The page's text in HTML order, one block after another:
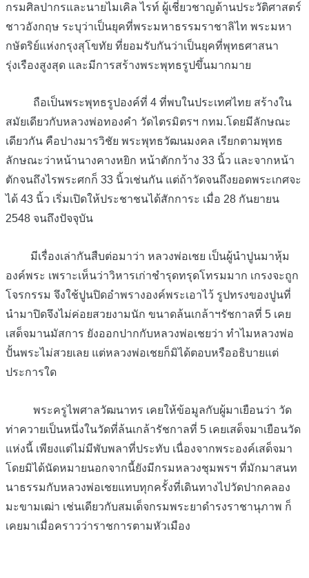
กรมศิลปากรและนายไมเคิล ไรท์ ผู้เชี่ยวชาญด้านประวัติศาสตร์
ชาวอังกฤษ ระบุว่าเป็นยุคที่พระมหาธรรมราชาลิไท พระมหา
กษัตริย์แห่งกรุงสุโขทัย ที่ยอมรับกันว่าเป็นยุคที่พุทธศาสนา
รุ่งเรืองสูงสุด และมีการสร้างพระพุทธรูปขึ้นมากมาย
ถือเป็นพระพุทธรูปองค์ที่ 4 ที่พบในประเทศไทย สร้างใน
สมัยเดียวกับหลวงพ่อทองคำ วัดไตรมิตรฯ กทม.โดยมีลักษณะ
เดียวกัน คือปางมารวิชัย พระพุทธวัฒนมงคล เรียกตามพุทธ
ลักษณะว่าหน้านางคางหยิก หน้าตักกว้าง 33 นิ้ว และจากหน้า
ตักจนถึงไรพระศกก็ 33 นิ้วเช่นกัน แต่ถ้าวัดจนถึงยอดพระเกศจะ
ได้ 43 นิ้ว เริ่มเปิดให้ประชาชนได้สักการะ เมื่อ 28 กันยายน
2548 จนถึงปัจจุบัน
มีเรื่องเล่ากันสืบต่อมาว่า หลวงพ่อเชย เป็นผู้นำปูนมาหุ้ม
องค์พระ เพราะเห็นว่าวิหารเก่าชำรุดทรุดโทรมมาก เกรงจะถูก
โจรกรรม จึงใช้ปูนปิดอำพรางองค์พระเอาไว้ รูปทรงของปูนที่
นำมาปิดจึงไม่ค่อยสวยงามนัก ขนาดล้นเกล้าฯรัชกาลที่ 5 เคย
เสด็จมานมัสการ ยังออกปากกับหลวงพ่อเชยว่า ทำไมหลวงพ่อ
ปั้นพระไม่สวยเลย แต่หลวงพ่อเชยก็มิได้ตอบหรืออธิบายแต่
ประการใด
พระครูไพศาลวัฒนาทร เคยให้ข้อมูลกับผู้มาเยือนว่า วัด
ท่าควายเป็นหนึ่งในวัดที่ล้นเกล้ารัชกาลที่ 5 เคยเสด็จมาเยือนวัด
แห่งนี้ เพียงแต่ไม่มีพับพลาที่ประทับ เนื่องจากพระองค์เสด็จมา
โดยมิได้นัดหมายนอกจากนี้ยังมีกรมหลวงชุมพรฯ ที่มักมาสนท
นาธรรมกับหลวงพ่อเชยแทบทุกครั้งที่เดินทางไปวัดปากคลอง
มะขามเฒ่า เช่นเดียวกับสมเด็จกรมพระยาดำรงราชานุภาพ ก็
เคยมาเมื่อคราวว่าราชการตามหัวเมือง